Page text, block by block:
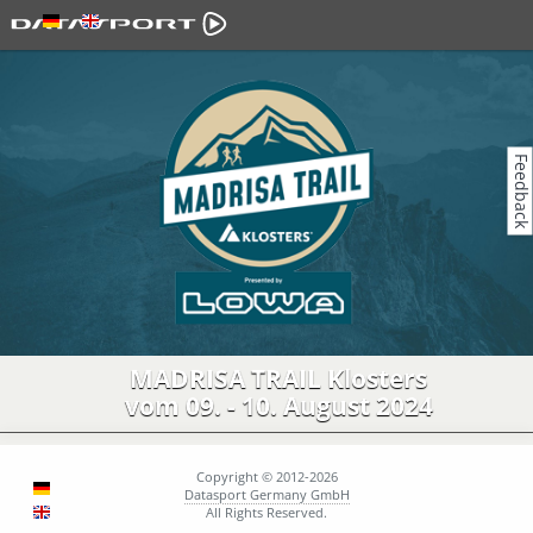
MADRISA TRAIL Klosters
vom 09. - 10. August 2024
Copyright © 2012-2026
Datasport Germany GmbH
All Rights Reserved.
Feedback